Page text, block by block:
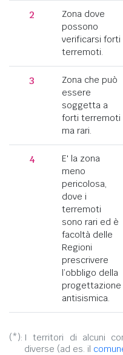
2
Zona dove
possono
verificarsi forti
terremoti.
3
Zona che può
essere
soggetta a
forti terremoti
ma rari.
4
E' la zona
meno
pericolosa,
dove i
terremoti
sono rari ed è
facoltà delle
Regioni
prescrivere
l’obbligo della
progettazione
antisismica.
(*): I territori di alcuni
diverse (ad es. il